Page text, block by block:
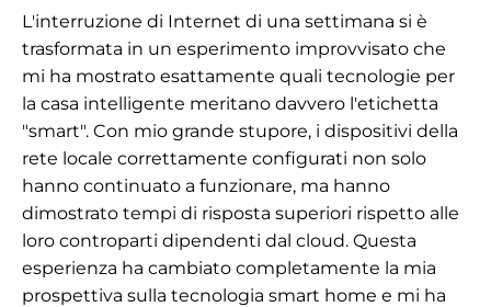
L'interruzione di Internet di una settimana si è
trasformata in un esperimento improvvisato che
mi ha mostrato esattamente quali tecnologie per
la casa intelligente meritano davvero l'etichetta
"smart". Con mio grande stupore, i dispositivi della
rete locale correttamente configurati non solo
hanno continuato a funzionare, ma hanno
dimostrato tempi di risposta superiori rispetto alle
loro controparti dipendenti dal cloud. Questa
esperienza ha cambiato completamente la mia
prospettiva sulla tecnologia smart home e mi ha